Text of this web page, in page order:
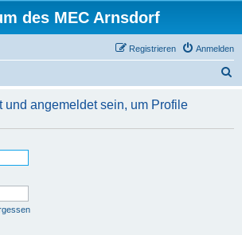
des MEC Arnsdorf
Anmelden
Registrieren
h
und angemeldet sein, um Profile